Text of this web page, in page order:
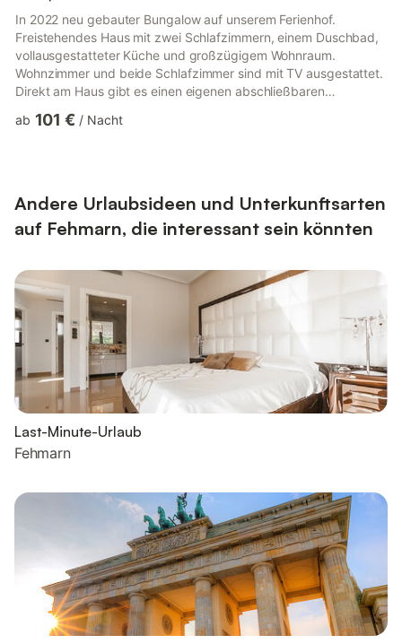
In 2022 neu gebauter Bungalow auf unserem Ferienhof.
Freistehendes Haus mit zwei Schlafzimmern, einem Duschbad,
vollausgestatteter Küche und großzügigem Wohnraum.
Wohnzimmer und beide Schlafzimmer sind mit TV ausgestattet.
Direkt am Haus gibt es einen eigenen abschließbaren
Ferienhof. Freistehendes Haus mit zwei Schlafzimmern, einem
abschließbaren Fahrradschuppen. Die neuen Bun...
ab 101 € / Nacht
Andere Urlaubsideen und Unterkunftsarten
auf Fehmarn, die interessant sein könnten
Last-Minute-Urlaub
Fehmarn